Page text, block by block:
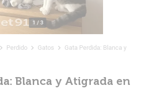
1 /3
Perdido Gatos
Gata Perdida: Blanca y
Blanca y Atigrada en